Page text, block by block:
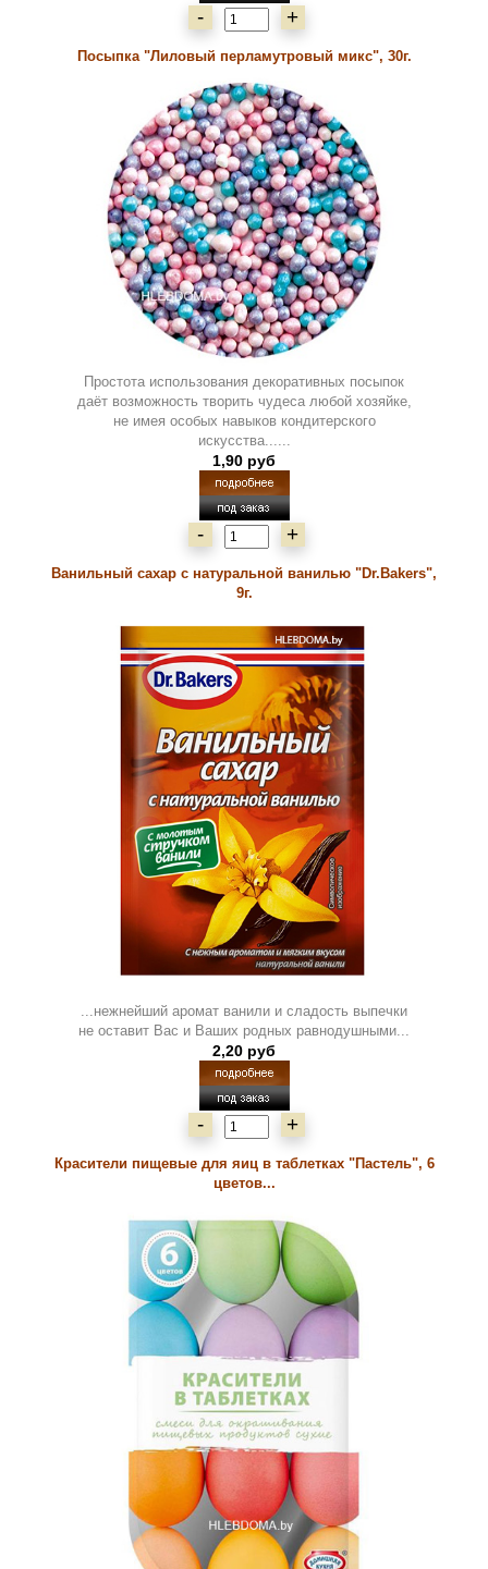
- +
Посыпка "Лиловый перламутровый микс", 30г.
Простота использования декоративных посыпок
даёт возможность творить чудеса любой хозяйке,
не имея особых навыков кондитерского
искусства......
1,90 руб
- +
Ванильный сахар с натуральной ванилью "Dr.Bakers",
9г.
...нежнейший аромат ванили и сладость выпечки
не оставит Вас и Ваших родных равнодушными...
2,20 руб
- +
Красители пищевые для яиц в таблетках "Пастель", 6
цветов...